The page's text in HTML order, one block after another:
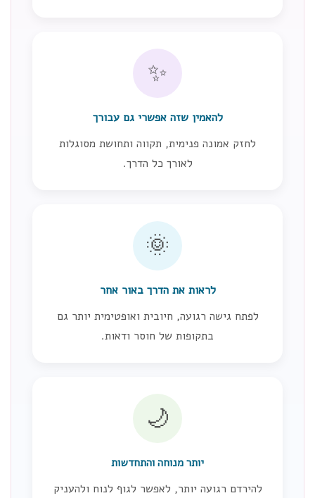
✨
להאמין שזה אפשרי גם עבורך
לחזק אמונה פנימית, תקווה ותחושת מסוגלות
לאורך כל הדרך.
🌞
לראות את הדרך באור אחר
לפתח גישה רגועה, חיובית ואופטימית יותר גם
בתקופות של חוסר ודאות.
🌙
יותר מנוחה והתחדשות
להירדם רגועה יותר, לאפשר לגוף לנוח ולהעניק